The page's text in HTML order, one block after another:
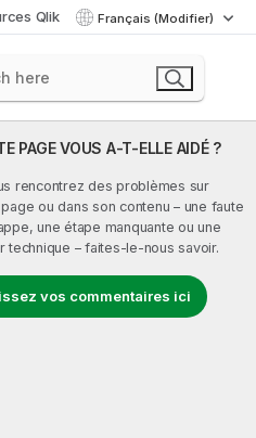
Qlik Français (Modifier)
PAGE VOUS A-T-ELLE AIDÉ ?
rencontrez des problèmes sur
ou dans son contenu – une faute
une étape manquante ou une
technique – faites-le-nous savoir.
vos commentaires ici